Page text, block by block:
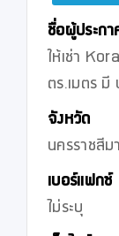
ชื่อผู้ประกา
ให้เช่า
ตร.เมตร มี
จังหวัด
นครราชสีมา
เบอร์แฟกซ์
ไม่ระบุ